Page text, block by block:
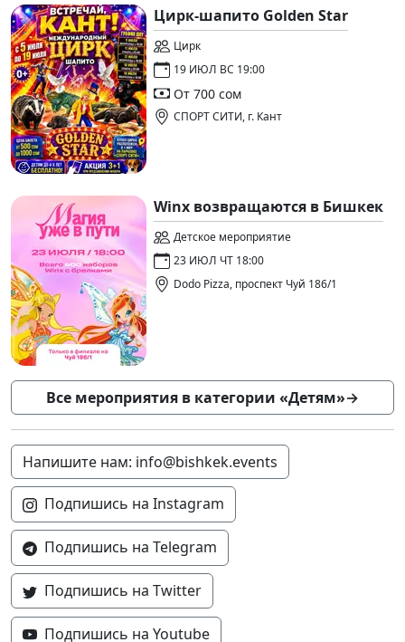
Цирк-шапито Golden Star
Цирк
19 ИЮЛ ВС 19:00
От 700 сом
СПОРТ СИТИ, г. Кант
Winx возвращаются в Бишкек
Детское мероприятие
23 ИЮЛ ЧТ 18:00
Dodo Pizza, проспект Чуй 186/1
Все мероприятия в категории «Детям»→
Напишите нам: info@bishkek.events
Подпишись на Instagram
Подпишись на Telegram
Подпишись на Twitter
Подпишись на Youtube